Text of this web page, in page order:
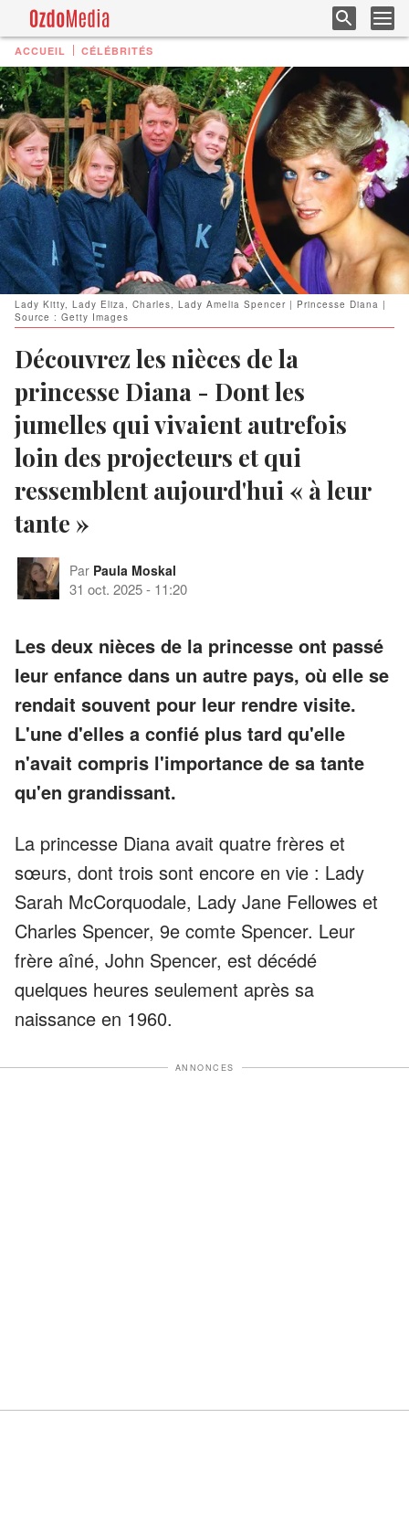
ACCUEIL CÉLÉBRITÉS
Lady Kitty, Lady Eliza, Charles, Lady Amelia Spencer | Princesse Diana |
Source : Getty Images
Découvrez les nièces de la
princesse Diana - Dont les
jumelles qui vivaient autrefois
loin des projecteurs et qui
ressemblent aujourd'hui « à leur
tante »
Par Paula Moskal
31 oct. 2025- 11:20
Les deux nièces de la princesse ont passé
leur enfance dans un autre pays, où elle se
rendait souvent pour leur rendre visite.
L'une d'elles a confié plus tard qu'elle
n'avait compris l'importance de sa tante
qu'en grandissant.
La princesse Diana avait quatre frères et
sœurs, dont trois sont encore en vie : Lady
Sarah McCorquodale, Lady Jane Fellowes et
Charles Spencer, 9e comte Spencer. Leur
frère aîné, John Spencer, est décédé
quelques heures seulement après sa
naissance en 1960.
ANNONCES